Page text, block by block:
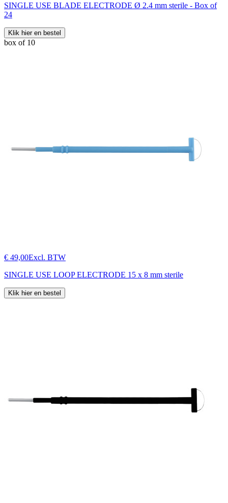
SINGLE USE BLADE ELECTRODE Ø 2.4 mm sterile - Box of
24
Klik hier en bestel
box of 10
€ 49,00Excl. BTW
SINGLE USE LOOP ELECTRODE 15 x 8 mm sterile
Klik hier en bestel